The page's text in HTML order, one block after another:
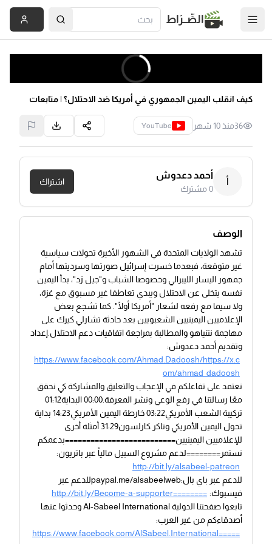
الصِّــرَاط
كيف انقلب اليمين الجمهوري في أمريكا ضد الاحتلال؟ | متابعات
36منذ 10 شهر YouTube
أ
أحمد دعدوش
0مشترك
اشتراك
الوصف
تشهد الولايات المتحدة في الشهور الأخيرة تحولات سياسية
غير متوقعة، فبعدما خسرت إسرائيل صورتها وسرديتها أمام
جمهور اليسار الليبرالي وخصوصا الشباب و"جيل زد"، بدأ اليمين
نفسه يتخلى عن الاحتلال ويبدي تعاطفا غير مسبوق مع غزة،
ولا سيما مع رفعه لشعار "أمريكا أولًا". كما تشجع بعض
الإعلاميين اليمينيين الشعبويين بعد حادثة تشارلي كيرك على
مهاجمة نتنياهو والمطالبة بمراجعة اتفاقيات دعم الاحتلال.إعداد
وتقديم أحمد دعدوش:
https://www.facebook.com/Ahmad.Dadoosh/https://x.c
om/ahmad_dadoosh
نعتمد على تفاعلكم في الإعجاب والتعليق والمشاركة كي نحقق
معًا رسالتنا في رفع الوعي ونشر المعرفة.00:00 البداية01:12
تركيبة الشعب الأمريكي03:22 خارطة اليمين الأمريكي14:23 بداية
تحول اليمين الأمريكي وتاكر كارلسون31:29 أمثلة أخرى
للإعلاميين اليمينيين==========================بدعمكم
نستمر========لدعم مشروع السبيل مالياً عبر باتريون:
http://bit.ly/alsabeel-patreon
للدعم عبر باي بال:paypal.me/alsabeelwebللدعم عبر
فيسبوك: http://bit.ly/Become-a-supporter========
تابعوا صفحتنا الدولية Al-Sabeel International وحدثوا عنها
أصدقاءكم من غير العرب:
https://www.facebook.com/AlSabeel.International=====